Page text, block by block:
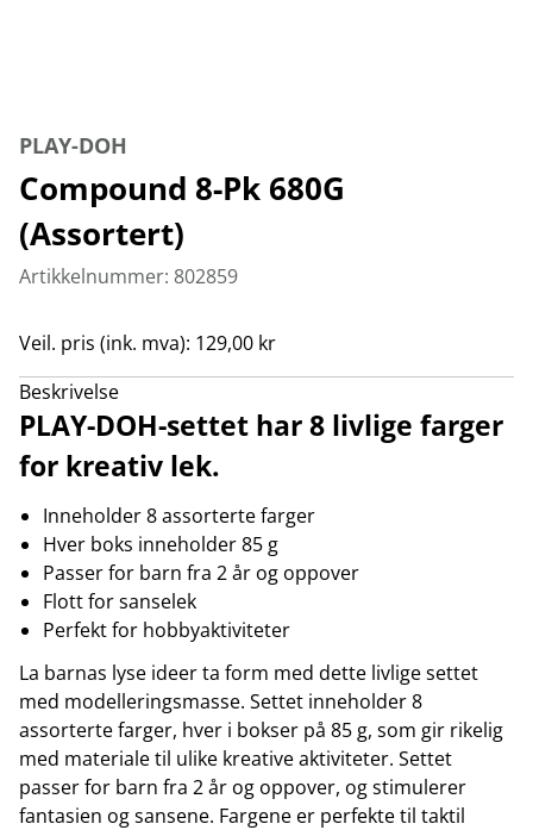
PLAY-DOH
Compound 8-Pk 680G
(Assortert)
Artikkelnummer: 802859
Veil. pris (ink. mva): 129,00 kr
Beskrivelse
PLAY-DOH-settet har 8 livlige farger
for kreativ lek.
Inneholder 8 assorterte farger
Hver boks inneholder 85 g
Passer for barn fra 2 år og oppover
Flott for sanselek
Perfekt for hobbyaktiviteter
La barnas lyse ideer ta form med dette livlige settet
med modelleringsmasse. Settet inneholder 8
assorterte farger, hver i bokser på 85 g, som gir rikelig
med materiale til ulike kreative aktiviteter. Settet
passer for barn fra 2 år og oppover, og stimulerer
fantasien og sansene. Fargene er perfekte til taktil